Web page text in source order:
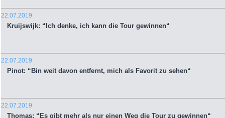
22.07.2019
Kruijswijk: “Ich denke, ich kann die Tour gewinnen“
22.07.2019
Pinot: “Bin weit davon entfernt, mich als Favorit zu sehen“
22.07.2019
Thomas: “Es gibt mehr als nur einen Weg die Tour zu gewinnen“